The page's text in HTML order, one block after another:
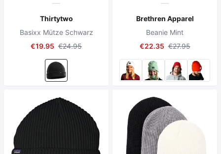
Thirtytwo
Basixx Mütze Schwarz
€19.95 €24.95
Brethren Apparel
Beanie Mint
€22.35 €27.95